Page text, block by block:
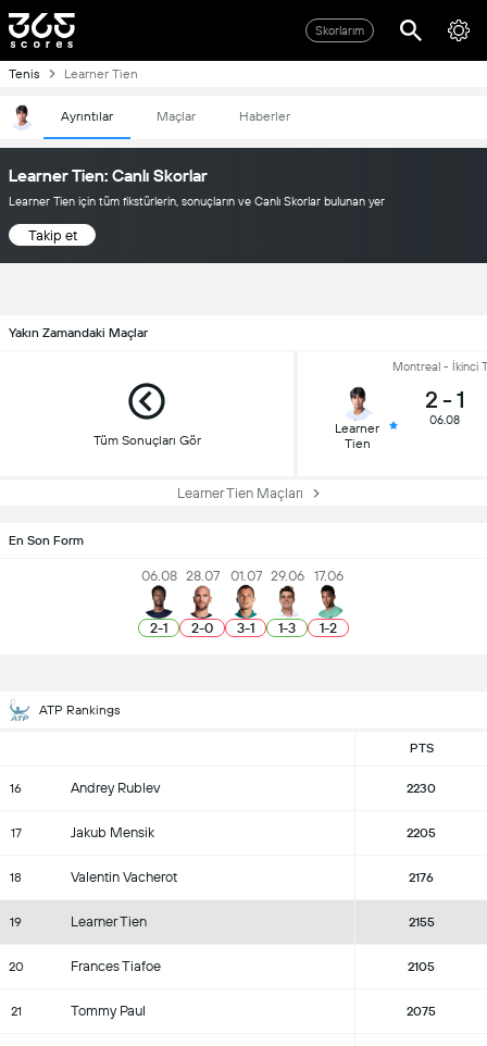
Skorlarım
Tenis Learner Tien
Ayrıntılar Maçlar Haberler
Learner Tien: Canlı Skorlar
Learner Tien için tüm fikstürlerin, sonuçların ve Canlı Skorlar bulunan yer
Takip et
Yakın Zamandaki Maçlar
Tüm Sonuçları Gör
Montreal - İkinci
Learner
Tien
2 - 1
06.08
Learner Tien Maçları
En Son Form
06.08
2-1
28.07
2-0
01.07
3-1
29.06
1-3
17.06
1-2
ATP Rankings
PTS
16 Andrey Rublev 2230
17 Jakub Mensik 2205
18 Valentin Vacherot 2176
19 Learner Tien 2155
20 Frances Tiafoe 2105
21 Tommy Paul 2075